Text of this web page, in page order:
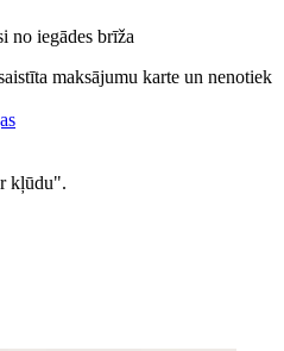
no iegādes brīža
maksājumu karte un nenotiek
kļūdu".